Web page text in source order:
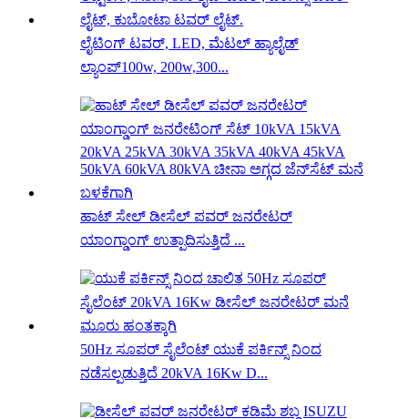
ಲೈಟಿಂಗ್ ಟವರ್, LED, ಮೆಟಲ್ ಹ್ಯಾಲೈಡ್
ಲ್ಯಾಂಪ್100w, 200w,300...
ಹಾಟ್ ಸೇಲ್ ಡೀಸೆಲ್ ಪವರ್ ಜನರೇಟರ್
ಯಾಂಗ್ಡಾಂಗ್ ಉತ್ಪಾದಿಸುತ್ತಿದೆ ...
50Hz ಸೂಪರ್ ಸೈಲೆಂಟ್ ಯುಕೆ ಪರ್ಕಿನ್ಸ್ ನಿಂದ
ನಡೆಸಲ್ಪಡುತ್ತಿದೆ 20kVA 16Kw D...